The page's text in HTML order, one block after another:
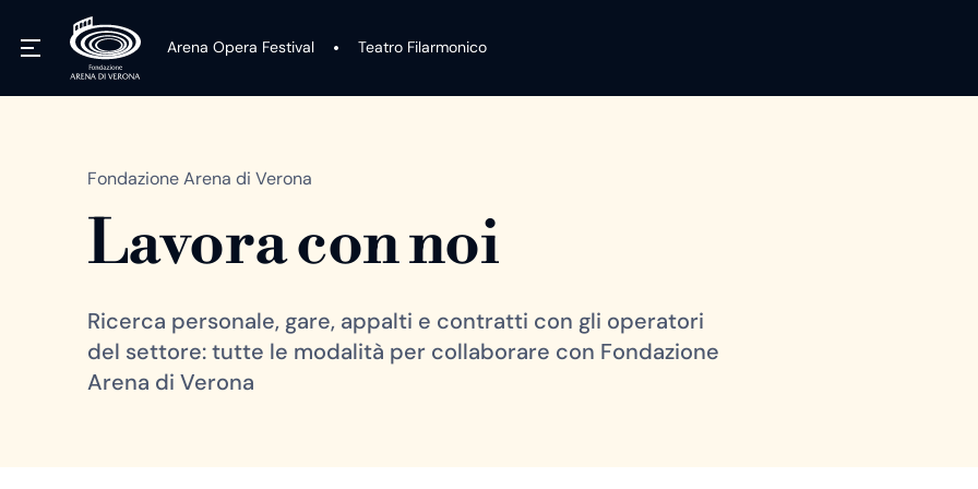
Arena Opera Festival Teatro Filarmonico
Fondazione Arena di Verona
Lavora con noi
Ricerca personale, gare, appalti e contratti con gli operatori
del settore: tutte le modalità per collaborare con Fondazione
Arena di Verona